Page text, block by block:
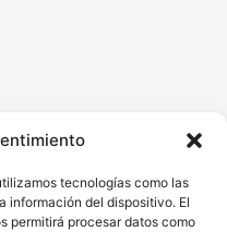
tecnologías como las
información del dispositivo. El
permitirá procesar datos como